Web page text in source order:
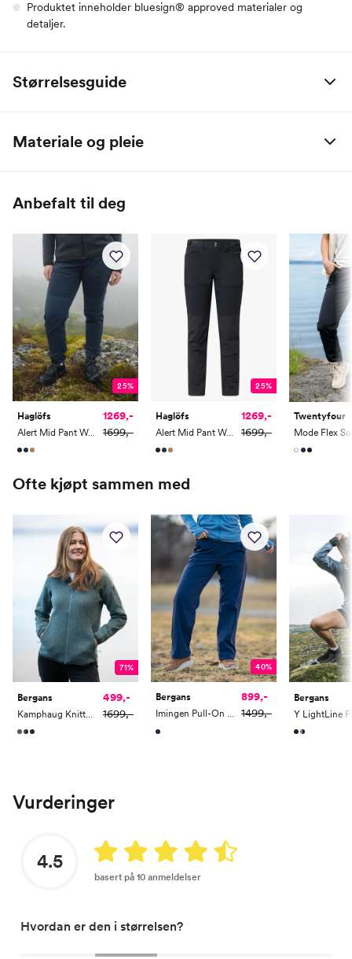
Produktet inneholder bluesign® approved materialer og
detaljer.
Størrelsesguide
Bryst (cm) 85 90
Hofte (cm) 95
Innerben (cm) 78 79 83
Arm (cm) 59 60 62
Materiale og pleie
polyamid + 8% elastan
Anbefalt til deg
25%
Haglöfs
Alert Mid Pant Women
1269,-
1699,-
25%
Haglöfs
Alert Mid Pant Women
1269,-
1699,-
Twentyfour
Ofte kjøpt sammen med
71%
Bergans
499,-
1699,-
40%
Bergans
Imingen Pull-On Pants Women
899,-
1499,-
Bergans
Vurderinger
4.5
basert på 10 anmeldelser
Hvordan er den i størrelsen?